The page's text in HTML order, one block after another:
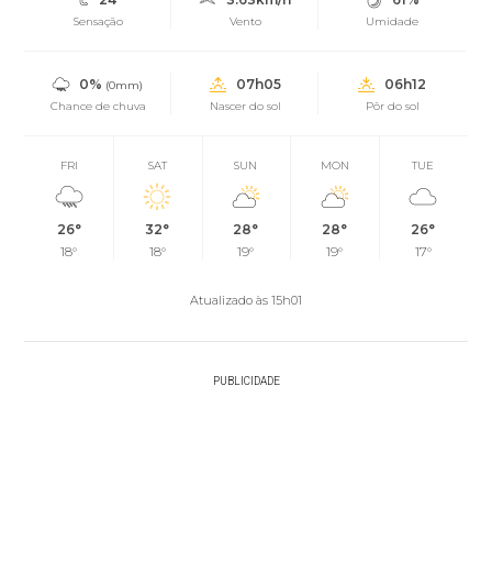
Sensação Vento Umidade
0% (0mm)
Chance de chuva
07h05
Nascer do sol
06h12
Pôr do sol
FRI
26°
18°
SAT
32°
18°
SUN
28°
19°
MON
28°
19°
TUE
26°
17°
Atualizado às 15h01
PUBLICIDADE